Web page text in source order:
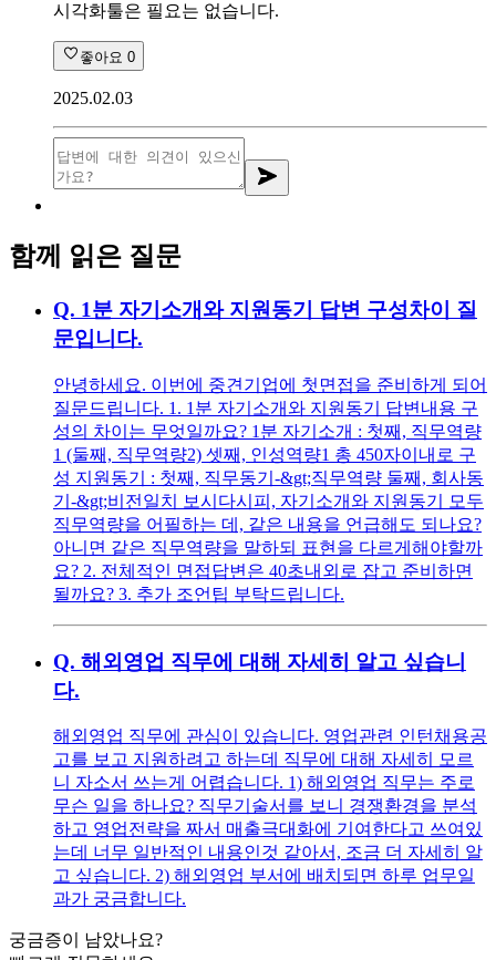
시각화툴은 필요는 없습니다.
좋아요 0
2025.02.03
함께 읽은 질문
Q. 1분 자기소개와 지원동기 답변 구성차이 질
문입니다.
안녕하세요. 이번에 중견기업에 첫면접을 준비하게 되어
질문드립니다. 1. 1분 자기소개와 지원동기 답변내용 구
성의 차이는 무엇일까요? 1분 자기소개 : 첫째, 직무역량
1 (둘째, 직무역량2) 셋째, 인성역량1 총 450자이내로 구
성 지원동기 : 첫째, 직무동기-&gt;직무역량 둘째, 회사동
기-&gt;비전일치 보시다시피, 자기소개와 지원동기 모두
직무역량을 어필하는 데, 같은 내용을 언급해도 되나요?
아니면 같은 직무역량을 말하되 표현을 다르게해야할까
요? 2. 전체적인 면접답변은 40초내외로 잡고 준비하면
될까요? 3. 추가 조언팁 부탁드립니다.
Q. 해외영업 직무에 대해 자세히 알고 싶습니
다.
해외영업 직무에 관심이 있습니다. 영업관련 인턴채용공
고를 보고 지원하려고 하는데 직무에 대해 자세히 모르
니 자소서 쓰는게 어렵습니다. 1) 해외영업 직무는 주로
무슨 일을 하나요? 직무기술서를 보니 경쟁환경을 분석
하고 영업전략을 짜서 매출극대화에 기여한다고 쓰여있
는데 너무 일반적인 내용인것 같아서, 조금 더 자세히 알
고 싶습니다. 2) 해외영업 부서에 배치되면 하루 업무일
과가 궁금합니다.
궁금증이 남았나요?